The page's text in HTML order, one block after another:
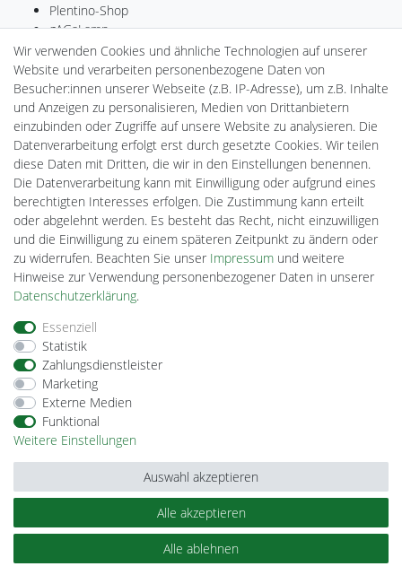
Plentino-Shop
gAGaLamp
Drohnenstore24
MeinUSB
Batteriespeicher
PlentiSolar
Gebrauchtlicht
Ledkauf
DEYESOLAR
Lightech Connect
CardanLight Europe
FORTIMO LEDs
Cardanlight-Shop
Wallbox24
Barrierefreiheitserklärung
© Copyright 2026 | Alle Rechte vorbehalten.
Wir verwenden Cookies und ähnliche Technologien auf unserer
Website und verarbeiten personenbezogene Daten von
Besucher:innen unserer Webseite (z.B. IP-Adresse), um z.B. Inhalte
und Anzeigen zu personalisieren, Medien von Drittanbietern
einzubinden oder Zugriffe auf unsere Website zu analysieren. Die
Datenverarbeitung erfolgt erst durch gesetzte Cookies. Wir teilen
diese Daten mit Dritten, die wir in den Einstellungen benennen.
Die Datenverarbeitung kann mit Einwilligung oder aufgrund eines
berechtigten Interesses erfolgen. Die Zustimmung kann erteilt
oder abgelehnt werden. Es besteht das Recht, nicht einzuwilligen
und die Einwilligung zu einem späteren Zeitpunkt zu ändern oder
zu widerrufen. Beachten Sie unser Impressum und weitere
Hinweise zur Verwendung personenbezogener Daten in unserer
Daten­schutz­erklärung.
Essenziell
Statistik
Zahlungsdienstleister
Marketing
Externe Medien
Funktional
Weitere Einstellungen
Alle akzeptieren
Alle ablehnen
Auswahl akzeptieren